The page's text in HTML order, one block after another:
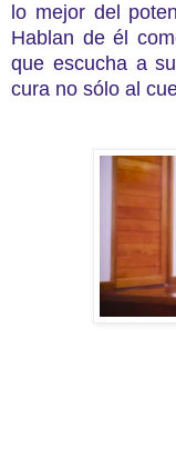
lo mejor del
Hablan de él
que escucha a
cura no sólo al